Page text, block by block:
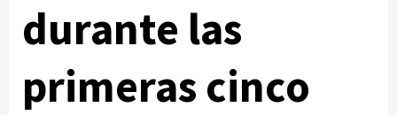
durante las
primeras cinco